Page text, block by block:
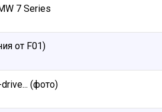
7 Series
от F01)
(фото)